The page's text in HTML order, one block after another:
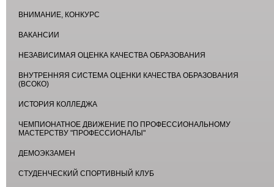
ВНИМАНИЕ, КОНКУРС
ВАКАНСИИ
НЕЗАВИСИМАЯ ОЦЕНКА КАЧЕСТВА ОБРАЗОВАНИЯ
ВНУТРЕННЯЯ СИСТЕМА ОЦЕНКИ КАЧЕСТВА ОБРАЗОВАНИЯ
(ВСОКО)
ИСТОРИЯ КОЛЛЕДЖА
ЧЕМПИОНАТНОЕ ДВИЖЕНИЕ ПО ПРОФЕССИОНАЛЬНОМУ
МАСТЕРСТВУ "ПРОФЕССИОНАЛЫ"
ДЕМОЭКЗАМЕН
СТУДЕНЧЕСКИЙ СПОРТИВНЫЙ КЛУБ